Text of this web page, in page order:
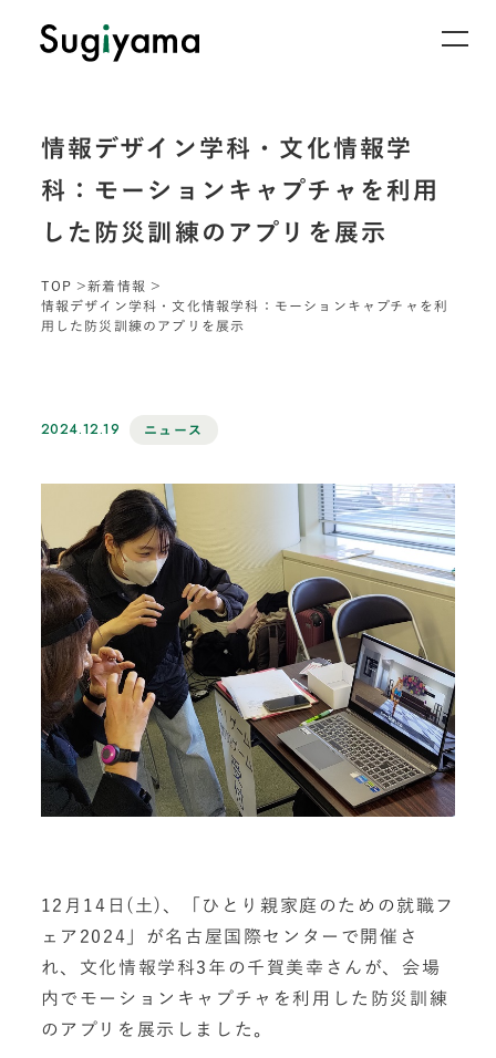
情報デザイン学科・文化情報学
科：モーションキャプチャを利用
した防災訓練のアプリを展示
TOP
新着情報
情報デザイン学科・文化情報学科：モーションキャプチャを利
用した防災訓練のアプリを展示
2024.12.19 ニュース
12月14日(土)、「ひとり親家庭のための就職フ
ェア2024」が名古屋国際センターで開催さ
れ、文化情報学科3年の千賀美幸さんが、会場
内でモーションキャプチャを利用した防災訓練
のアプリを展示しました。